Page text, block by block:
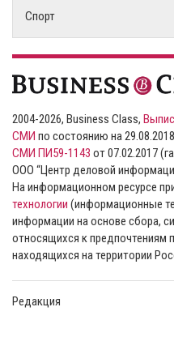
Спорт
2004-2026, Business Class,
СМИ по состоянию на
СМИ ПИ59-1143 от 07.02.2017
ООО “Центр деловой
На информационном ресурсе
технологии (информационные
информации на основе сбора,
относящихся к предпочтениям
находящихся на территории
Редакция